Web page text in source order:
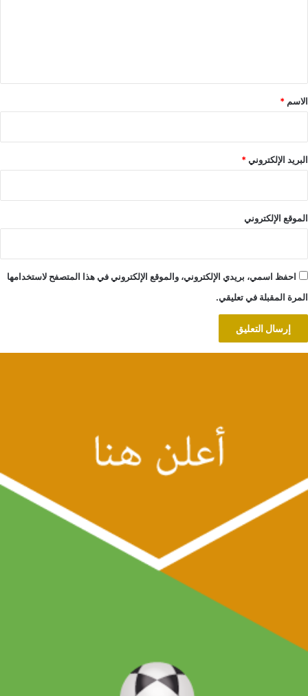
*
الاسم *
البريد الإلكتروني*
الموقع الإلكتروني
احفظ اسمي، بريدي الإلكتروني، والموقع الإلكتروني في هذا المتصفح لاستخدامها
المرة المقبلة في تعليقي.